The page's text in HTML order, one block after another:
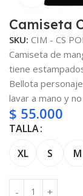
Camiseta
SKU: CIM - CS
Camiseta de
tiene
Bellota
lavar a mano y
$ 55.000
TALLA
XL
S M